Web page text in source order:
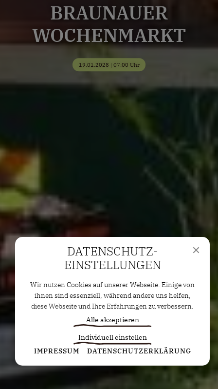
BRAUNAUER
WOCHENMARKT
19.01.2028 | 07:00 Uhr
DATENSCHUTZ­
EINSTELLUNGEN
Wir nutzen Cookies auf unserer Webseite. Einige von
ihnen sind essenziell, während andere uns helfen,
diese Webseite und Ihre Erfahrungen zu verbessern.
Alle akzeptieren
Individuell einstellen
Statistiken
Diese Cookies erfassen anonyme Statistiken. Diese
Informationen helfen uns zu verstehen, wie wir
unsere Website noch weiter optimieren können.
IMPRESSUM DATENSCHUTZERKLÄRUNG